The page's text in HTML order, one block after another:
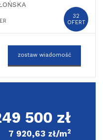
32
OFERT
zostaw wiadomość
500 zł
7 920,63 zł/m2